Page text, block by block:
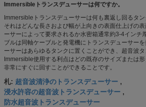
Immersibleトランスデューサーは何ですか。
Immersibleトランスデューサーは何も裏返し回るタン
それはどんな長さおよび幅が上向きの表面仕上げの
ーサーによって要求されるか水密箱通常約3-4インチ
ブルは同軸ケーブルと発電機にトランスデューサー
ーサーはあらゆるタンクに置くことができ、超音波タ
Immersible使用する利点はどの既存のサイズまたは
非常にすぐに回すことができることです。
札: 超音波清浄のトランスデューサー ,
浸水許容の超音波トランスデューサー ,
防水超音波トランスデューサー